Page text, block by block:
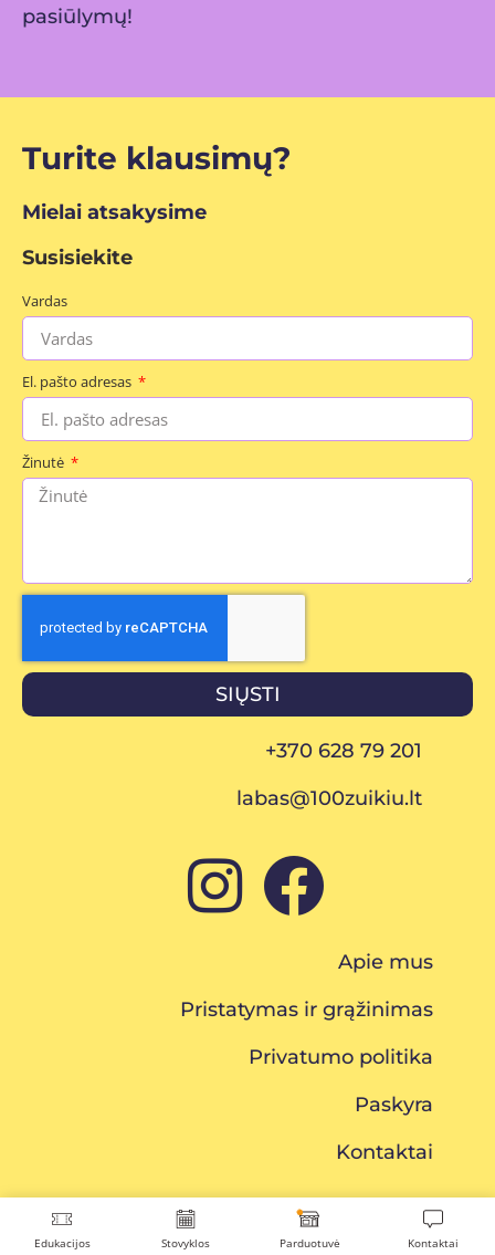
Edukacijos Stovyklos Parduotuvė Kontaktai
pasiūlymų!
Turite klausimų?
Mielai atsakysime
Susisiekite
Vardas
El. pašto adresas
Žinutė
SIŲSTI
+370 628 79 201
labas@100zuikiu.lt
Apie mus
Pristatymas ir grąžinimas
Privatumo politika
Paskyra
Kontaktai